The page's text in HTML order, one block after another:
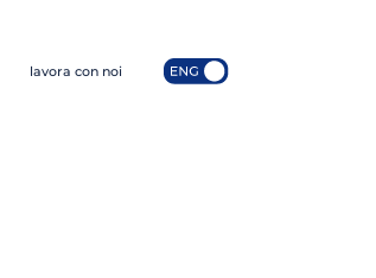
lavora con noi